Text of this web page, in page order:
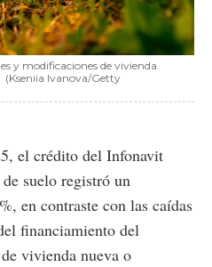
y modificaciones de vivienda
(Kseniia Ivanova/Getty
el crédito del Infonavit
suelo registró un
en contraste con las caídas
financiamiento del
vivienda nueva o